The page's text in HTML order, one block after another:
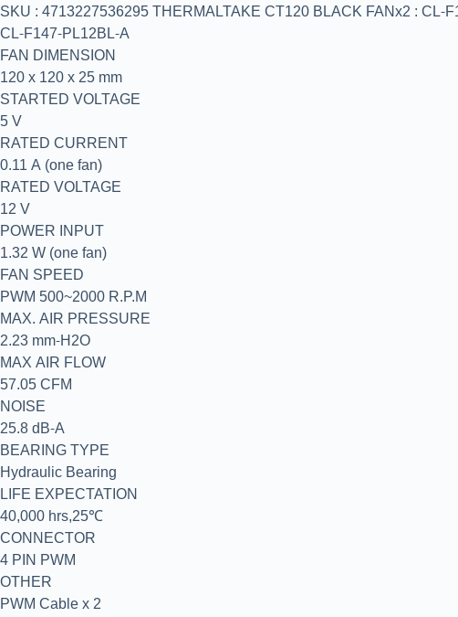
SKU : 4713227536295 THERMALTAKE CT120 BLACK FANx2 : CL-
CL-F147-PL12BL-A
FAN DIMENSION
120 x 120 x 25 mm
STARTED VOLTAGE
5 V
RATED CURRENT
0.11 A (one fan)
RATED VOLTAGE
12 V
POWER INPUT
1.32 W (one fan)
FAN SPEED
PWM 500~2000 R.P.M
MAX. AIR PRESSURE
2.23 mm-H2O
MAX AIR FLOW
57.05 CFM
NOISE
25.8 dB-A
BEARING TYPE
Hydraulic Bearing
LIFE EXPECTATION
40,000 hrs,25℃
CONNECTOR
4 PIN PWM
OTHER
PWM Cable x 2